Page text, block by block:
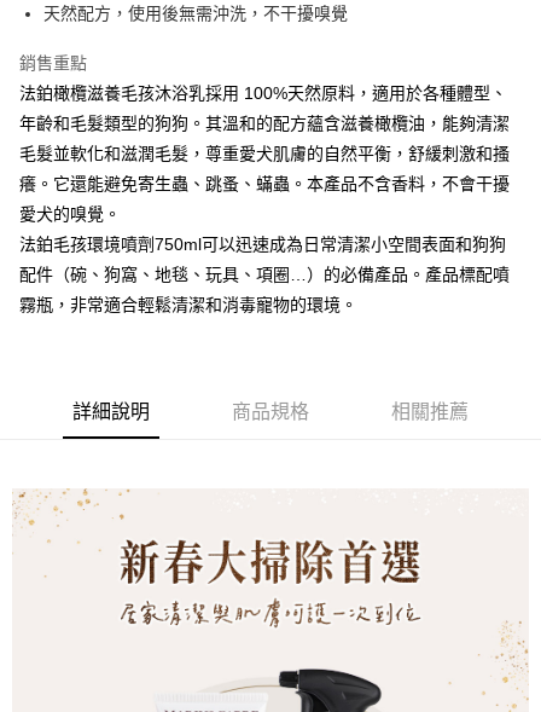
全家取貨付款
付款後全家取貨
每筆NT$60，滿NT$599(含以上)免運費
每筆NT$60，滿NT$599(含以上)免運費
付款後7-11取貨
每筆NT$60，滿NT$599(含以上)免運費
天然配方，使用後無需沖洗，不干擾嗅覺
銷售重點
法鉑橄欖滋養毛孩沐浴乳採用 100%天然原料，適用於各種體型、
年齡和毛髮類型的狗狗。其溫和的配方蘊含滋養橄欖油，能夠清潔
毛髮並軟化和滋潤毛髮，尊重愛犬肌膚的自然平衡，舒緩刺激和搔
癢。它還能避免寄生蟲、跳蚤、蟎蟲。本產品不含香料，不會干擾
愛犬的嗅覺。
法鉑毛孩環境噴劑750ml可以迅速成為日常清潔小空間表面和狗狗
配件（碗、狗窩、地毯、玩具、項圈…）的必備產品。產品標配噴
霧瓶，非常適合輕鬆清潔和消毒寵物的環境。
詳細說明 商品規格 相關推薦